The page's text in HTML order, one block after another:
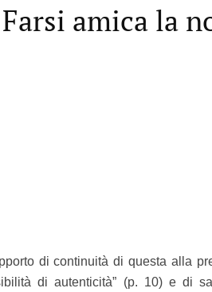
amica la
di continuità di questa alla
di autenticità” (p. 10) e di